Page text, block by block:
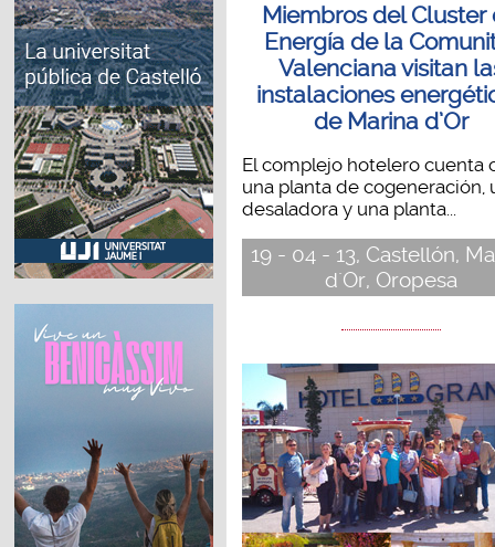
Miembros del Cluster
Energía de la
Valenciana visitan
instalaciones
de Marina d’Or
El complejo hotelero cuenta
una planta de cogeneración,
desaladora y una planta...
19 - 04 - 13, Castellón,
d´Or, Oropesa